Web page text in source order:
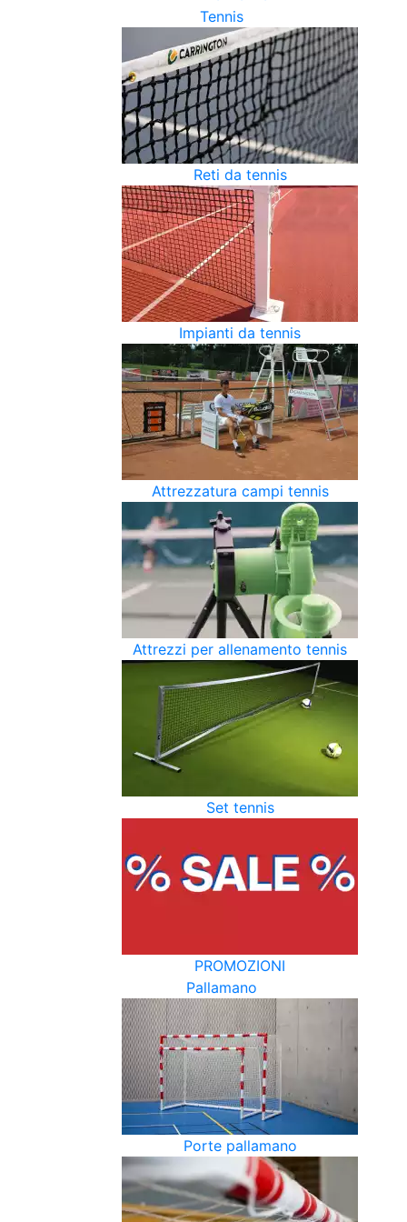
Tennis
Reti da tennis
Impianti da tennis
Attrezzatura campi tennis
Attrezzi per allenamento tennis
Set tennis
PROMOZIONI
Pallamano
Porte pallamano